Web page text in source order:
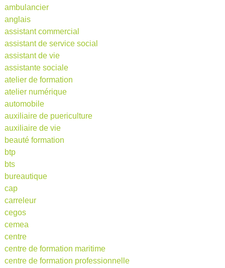
ambulancier
anglais
assistant commercial
assistant de service social
assistant de vie
assistante sociale
atelier de formation
atelier numérique
automobile
auxiliaire de puericulture
auxiliaire de vie
beauté formation
btp
bts
bureautique
cap
carreleur
cegos
cemea
centre
centre de formation maritime
centre de formation professionnelle